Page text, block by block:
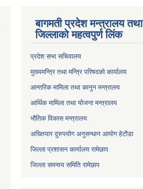
बागमती प्रदेश मन्त्रालय तथा
जिल्लाको महत्वपुर्ण लिंक
प्रदेश सभा सचिवालय
मुख्यमन्त्रि तथा मन्त्रि परिषदको कार्यालय
आन्तरिक मामिला तथा कानुन मन्त्रालय
आर्थिक मामिला तथा योजना मन्त्रालय
भौतिक विकास मन्त्रालय
अख्तियार दुरुपयोग अनुसन्धान आयोग हेटौडा
जिल्ला प्रशासन कार्यालय रामेछाप
जिल्ला समन्वय समिति रामेछाप